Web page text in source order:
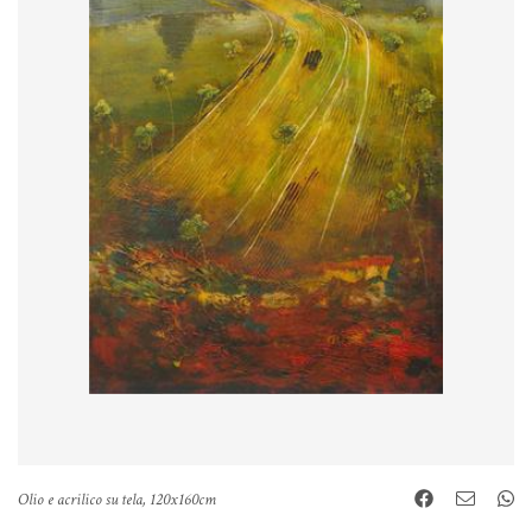
Olio e acrilico su tela, 120x160cm